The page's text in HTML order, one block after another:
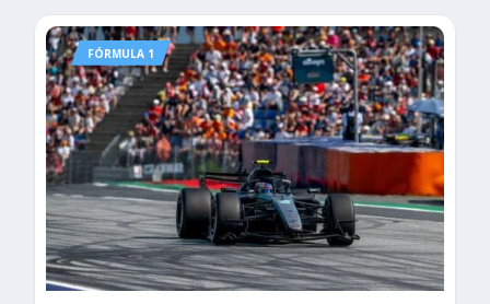
FÓRMULA 1